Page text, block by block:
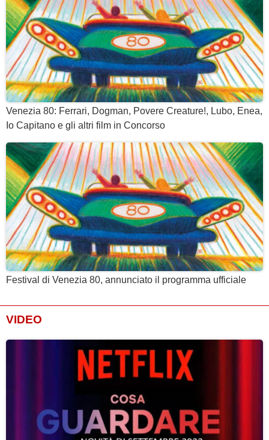
Venezia 80: Ferrari, Dogman, Povere Creature!, Lubo, Enea,
Io Capitano e gli altri film in Concorso
Festival di Venezia 80, annunciato il programma ufficiale
VIDEO